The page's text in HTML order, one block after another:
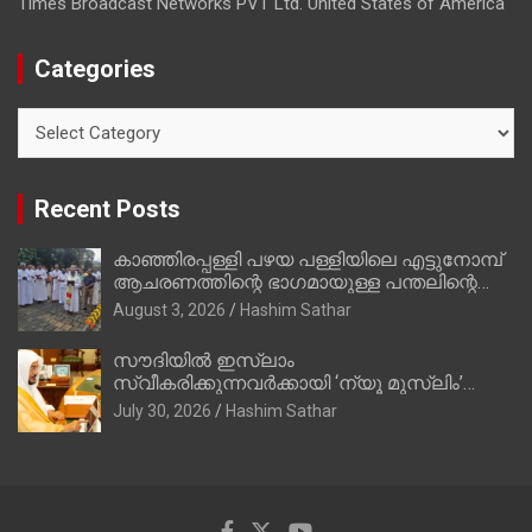
Categories
Recent Posts
കാഞ്ഞിരപ്പള്ളി പഴയ പള്ളിയിലെ എട്ടുനോമ്പ്
ആചരണത്തിന്റെ ഭാഗമായുള്ള പന്തലിന്റെ
കാൽനാട്ട് കർമ്മം ആർച്ച് പ്രീസ്റ്റ് വെരി.
റവ.ഫാ. കുര്യൻ താമരശ്ശേരി നിർവഹിക്കുന്നു.
August 3, 2026 Hashim Sathar
സൗദിയില്‍ ഇസ്‌ലാം
സ്വീകരിക്കുന്നവര്‍ക്കായി ‘ന്യൂ മുസ്ലിം’
ഡിജിറ്റല്‍ കാര്‍ഡ് സേവനം ആരംഭിച്ചു
July 30, 2026 Hashim Sathar